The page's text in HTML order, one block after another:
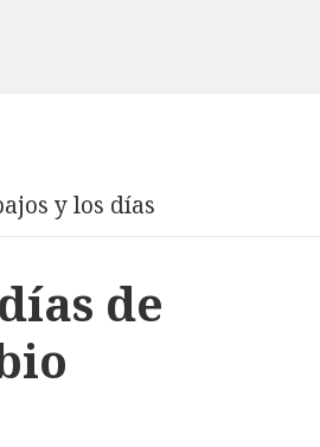
y los días
de